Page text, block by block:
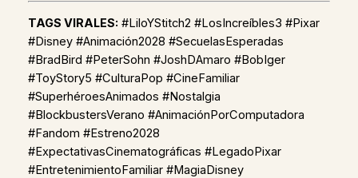
TAGS VIRALES: #LiloYStitch2 #LosIncreíbles3 #Pixar
#Disney #Animación2028 #SecuelasEsperadas
#BradBird #PeterSohn #JoshDAmaro #BobIger
#ToyStory5 #CulturaPop #CineFamiliar
#SuperhéroesAnimados #Nostalgia
#BlockbustersVerano #AnimaciónPorComputadora
#Fandom #Estreno2028
#ExpectativasCinematográficas #LegadoPixar
#EntretenimientoFamiliar #MagiaDisney